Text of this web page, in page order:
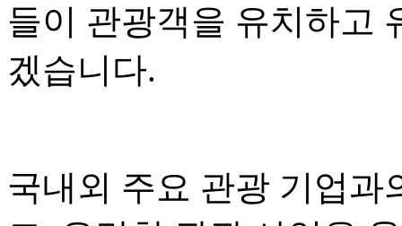
들이 관광객을 유치하고
겠습니다.
국내외 주요 관광 기업과